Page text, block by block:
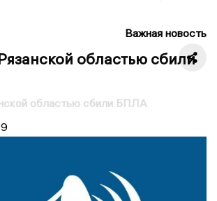
Важная новость
областью сбили
областью сбили БПЛА